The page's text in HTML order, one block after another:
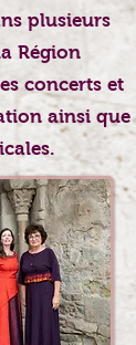
plusieurs
Région
concerts et
ainsi que